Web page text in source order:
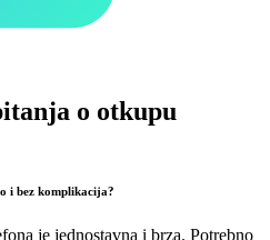
o otkupu
i bez komplikacija?
je jednostavna i brza. Potrebno